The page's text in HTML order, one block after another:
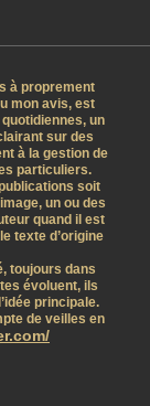
à proprement
mon avis, est
un
sur des
à la gestion de
particuliers.
soit
un ou des
quand il est
texte d’origine
toujours dans
évoluent, ils
principale.
de veilles en